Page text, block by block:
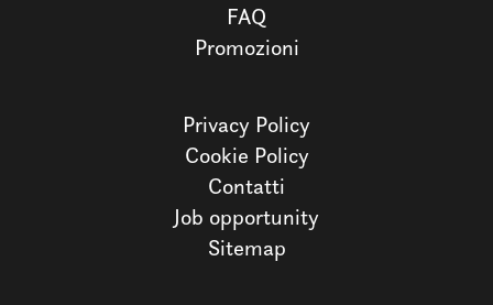
FAQ
Promozioni
Privacy Policy
Cookie Policy
Contatti
Job opportunity
Sitemap